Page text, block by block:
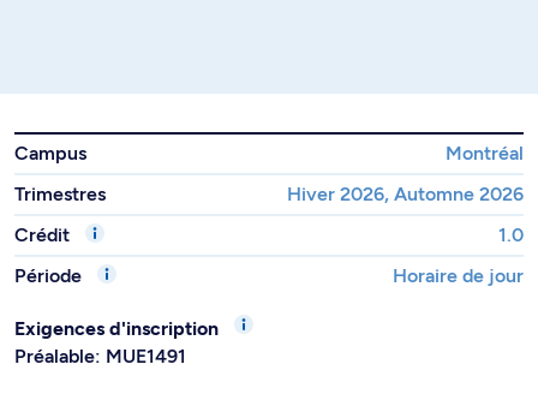
Campus
Montréal
Trimestres
Hiver 2026, Automne 2026
Crédit
1.0
Période
Horaire de jour
Exigences d'inscription
Préalable: MUE1491